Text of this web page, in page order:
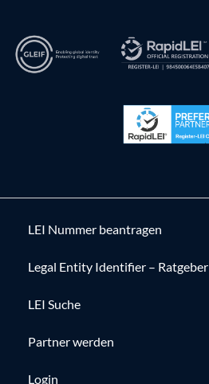
LEI Nummer beantragen
Legal Entity Identifier – Ratgeber
LEI Suche
Partner werden
Login